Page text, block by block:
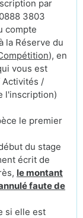
par
3803
compte
la Réserve du
), en
vous est
Activités /
l'inscription)
le premier
du stage
écrit de
le montant
faute de
si elle est